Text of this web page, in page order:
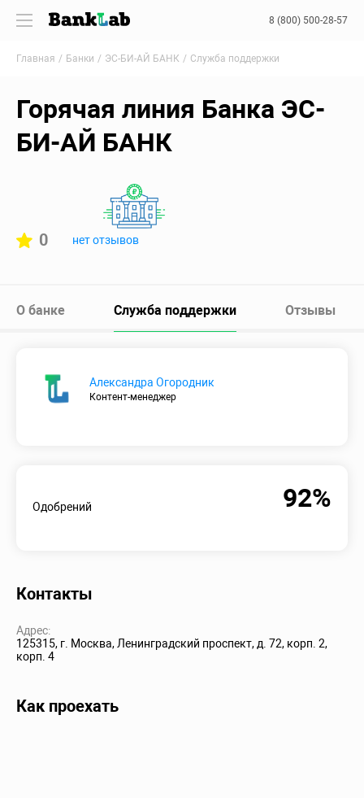
8 (800) 500-28-57
Главная Банки ЭС-БИ-АЙ БАНК Служба поддержки
Горячая линия Банка ЭС-
БИ-АЙ БАНК
0 нет отзывов
О банке Служба поддержки Отзывы
Александра Огородник
Контент-менеджер
Одобрений 92%
Контакты
Адрес:
125315, г. Москва, Ленинградский проспект, д. 72, корп. 2,
корп. 4
Как проехать